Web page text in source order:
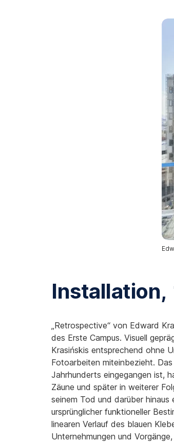
Installation,
„Retrospective“ von Edward
des Erste Campus. Visuell
Krasińskis entsprechend ohne
Fotoarbeiten miteinbezieht.
Jahrhunderts eingegangen ist,
Zäune und später in weiterer
seinem Tod und darüber
ursprünglicher funktioneller
linearen Verlauf des blauen
Unternehmungen und